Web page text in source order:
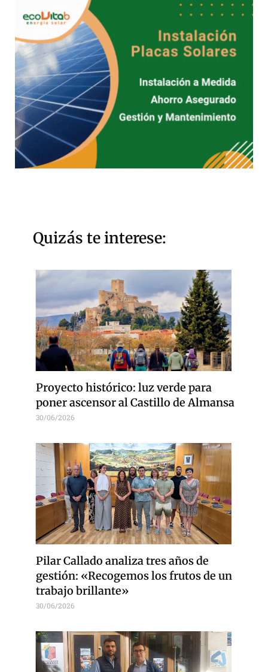
Quizás te interese:
Proyecto histórico: luz verde para
poner ascensor al Castillo de Almansa
30/06/2026
Pilar Callado analiza tres años de
gestión: «Recogemos los frutos de un
trabajo brillante»
30/06/2026